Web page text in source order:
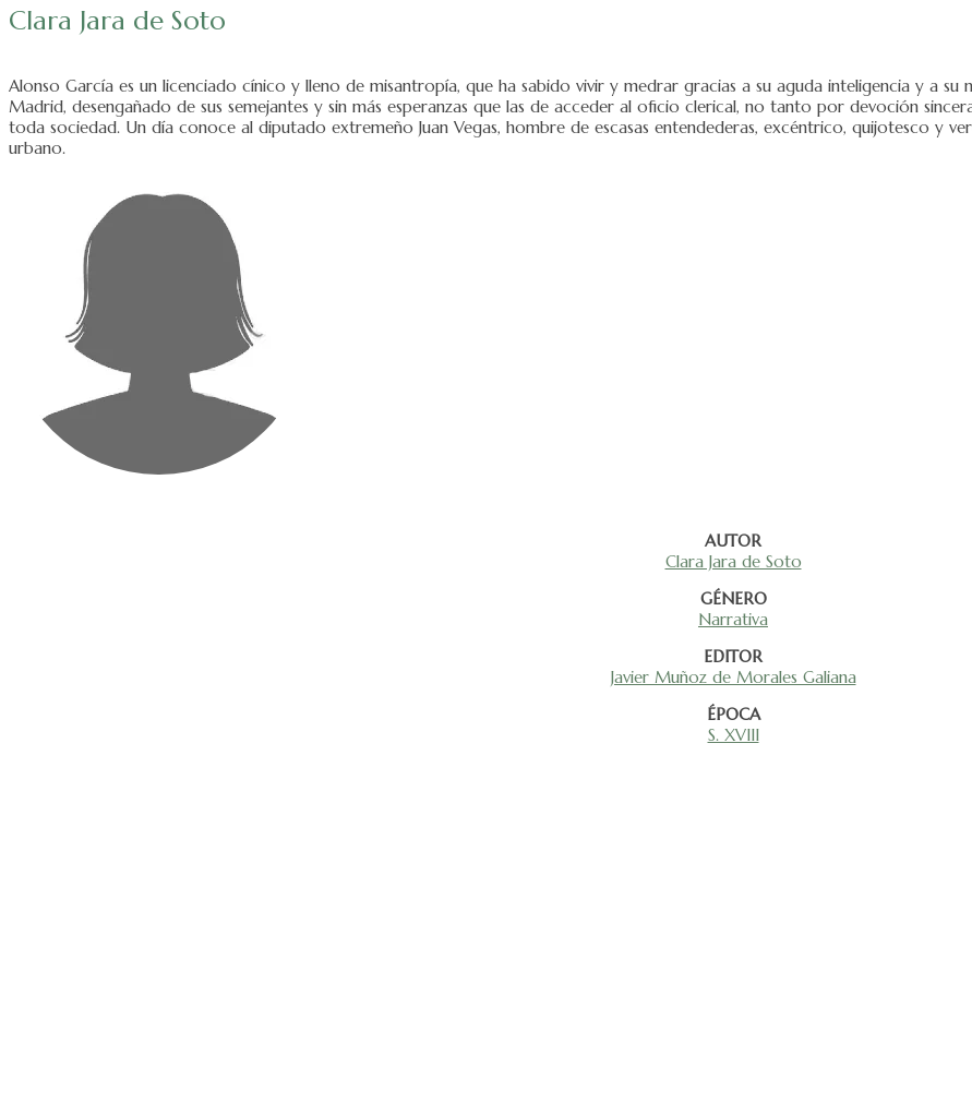
Clara Jara de Soto
Alonso García es un licenciado cínico y lleno de misantropía, que ha sabido vivir y medrar gracias a su aguda inteligencia y a su
Madrid, desengañado de sus semejantes y sin más esperanzas que las de acceder al oficio clerical, no tanto por devoción
toda sociedad. Un día conoce al diputado extremeño Juan Vegas, hombre de escasas entendederas, excéntrico, quijotesco y
urbano.
AUTOR
Clara Jara de Soto
GÉNERO
Narrativa
EDITOR
Javier Muñoz de Morales Galiana
ÉPOCA
S. XVIII